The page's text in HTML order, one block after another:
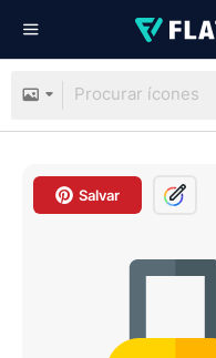
Salvar